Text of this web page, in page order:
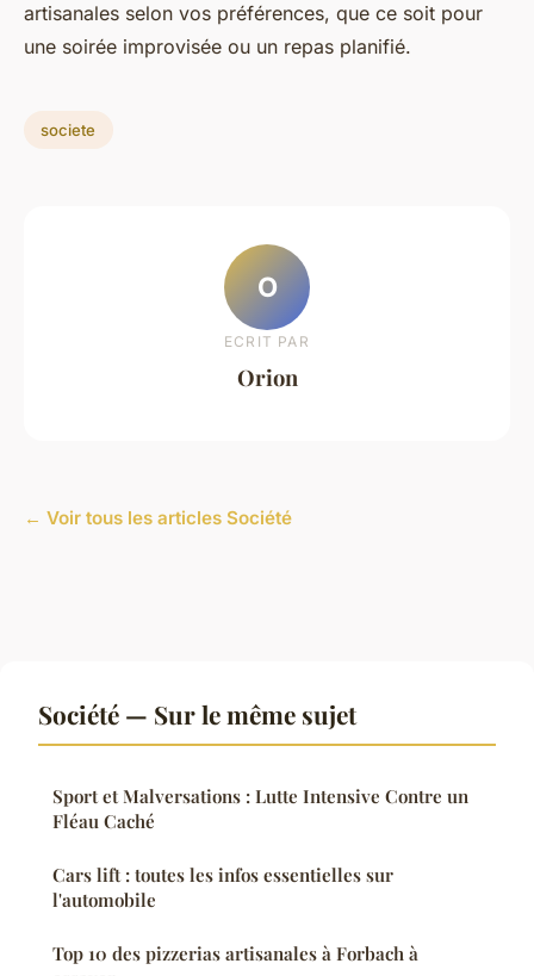
artisanales selon vos préférences, que ce soit pour
une soirée improvisée ou un repas planifié.
societe
O
ECRIT PAR
Orion
← Voir tous les articles Société
Société — Sur le même sujet
Sport et Malversations : Lutte Intensive Contre un
Fléau Caché
Cars lift : toutes les infos essentielles sur
l'automobile
Top 10 des pizzerias artisanales à Forbach à